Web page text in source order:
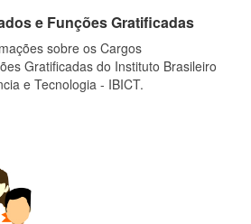
e Funções Gratificadas
sobre os Cargos
Gratificadas do Instituto Brasileiro
e Tecnologia - IBICT.